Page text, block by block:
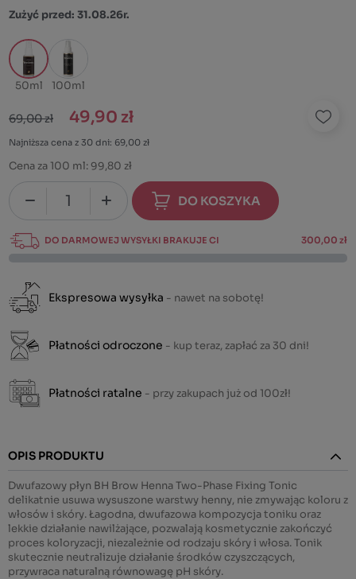
Zużyć przed: 31.08.26r.
50ml 100ml
69,00 zł 49,90 zł
Najniższa cena z 30 dni: 69,00 zł
Cena za 100 ml: 99,80 zł
DO KOSZYKA
DO DARMOWEJ WYSYŁKI BRAKUJE CI 300,00 zł
Ekspresowa wysyłka - nawet na sobotę!
Płatności odroczone - kup teraz, zapłać za 30 dni!
Płatności ratalne - przy zakupach już od 100zł!
OPIS PRODUKTU
Dwufazowy płyn BH Brow Henna Two-Phase Fixing Tonic
delikatnie usuwa wysuszone warstwy henny, nie zmywając koloru z
włosów i skóry. Łagodna, dwufazowa kompozycja toniku oraz
lekkie działanie nawilżające, pozwalają kosmetycznie zakończyć
proces koloryzacji, niezależnie od rodzaju skóry i włosa. Tonik
skutecznie neutralizuje działanie środków czyszczących,
przywraca naturalną równowagę pH skóry.